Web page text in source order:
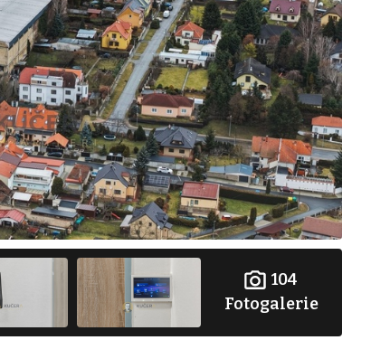
104
Fotogalerie